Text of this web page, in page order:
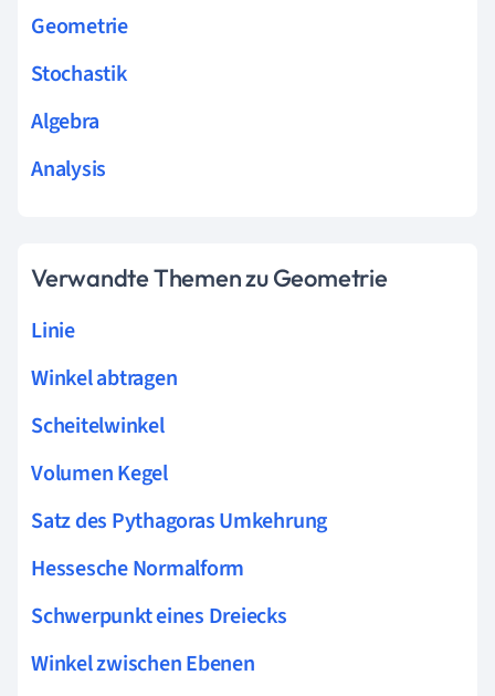
Geometrie
Stochastik
Algebra
Analysis
Verwandte Themen zu Geometrie
Linie
Winkel abtragen
Scheitelwinkel
Volumen Kegel
Satz des Pythagoras Umkehrung
Hessesche Normalform
Schwerpunkt eines Dreiecks
Winkel zwischen Ebenen